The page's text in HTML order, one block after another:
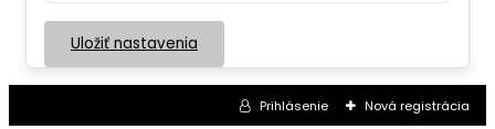
Uložiť nastavenia
Prihlásenie Nová registrácia